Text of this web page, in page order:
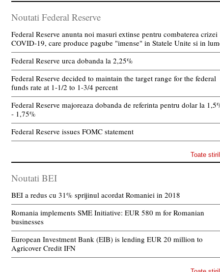
Noutati Federal Reserve
Federal Reserve anunta noi masuri extinse pentru combaterea crizei
COVID-19, care produce pagube "imense" in Statele Unite si in
Federal Reserve urca dobanda la 2,25%
Federal Reserve decided to maintain the target range for the federal
funds rate at 1-1/2 to 1-3/4 percent
Federal Reserve majoreaza dobanda de referinta pentru dolar la
- 1,75%
Federal Reserve issues FOMC statement
Toate
Noutati BEI
BEI a redus cu 31% sprijinul acordat Romaniei in 2018
Romania implements SME Initiative: EUR 580 m for Romanian
businesses
European Investment Bank (EIB) is lending EUR 20 million to
Agricover Credit IFN